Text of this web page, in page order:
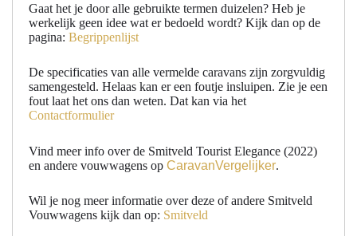
Gaat het je door alle gebruikte termen duizelen? Heb je
werkelijk geen idee wat er bedoeld wordt? Kijk dan op de
pagina: Begrippenlijst
De specificaties van alle vermelde caravans zijn zorgvuldig
samengesteld. Helaas kan er een foutje insluipen. Zie je een
fout laat het ons dan weten. Dat kan via het
Contactformulier
Vind meer info over de Smitveld Tourist Elegance (2022)
en andere vouwwagens op CaravanVergelijker.
Wil je nog meer informatie over deze of andere Smitveld
Vouwwagens kijk dan op: Smitveld